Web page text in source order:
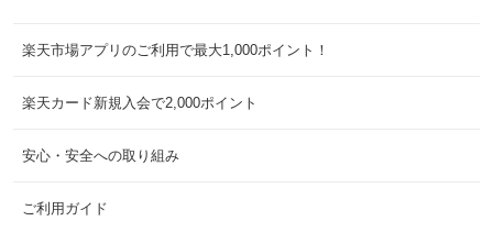
楽天市場アプリのご利用で最大1,000ポイント！
楽天カード新規入会で2,000ポイント
安心・安全への取り組み
ご利用ガイド